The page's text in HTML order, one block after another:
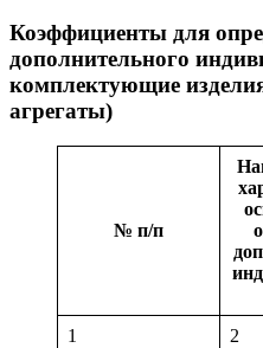
Коэффициенты для
дополнительного
комплектующие
агрегаты)
№ п/п
1 2